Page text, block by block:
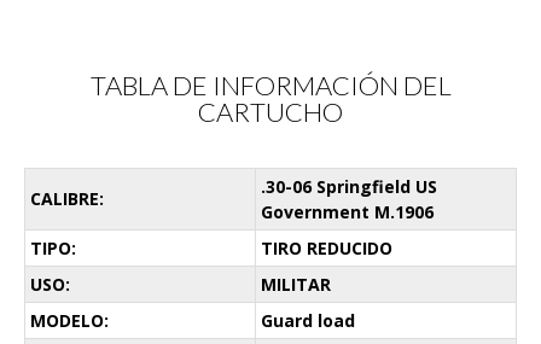
TABLA DE INFORMACIÓN DEL
CARTUCHO
CALIBRE:
.30-06 Springfield US
Government M.1906
TIPO:
TIRO REDUCIDO
USO:
MILITAR
MODELO:
Guard load